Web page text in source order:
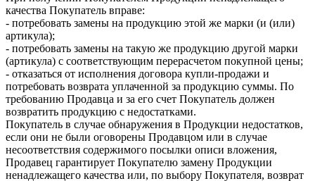
качества Покупатель вправе:
- потребовать замены на продукцию этой же марки (и (или)
артикула);
- потребовать замены на такую же продукцию другой марки
(артикула) с соответствующим перерасчетом покупной цены;
- отказаться от исполнения договора купли-продажи и
потребовать возврата уплаченной за продукцию суммы. По
требованию Продавца и за его счет Покупатель должен
возвратить продукцию с недостатками.
Покупатель в случае обнаружения в Продукции недостатков,
если они не были оговорены Продавцом или в случае
несоответствия содержимого посылки описи вложения,
Продавец гарантирует Покупателю замену Продукции
ненадлежащего качества или, по выбору Покупателя, возврат